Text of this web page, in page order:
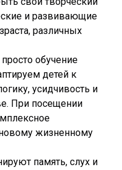
и развивающие
различных
обучение
детей к
усидчивость и
При посещении
жизненному
память, слух и